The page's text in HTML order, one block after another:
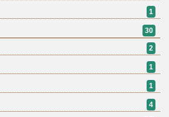
1
30
2
1
1
4